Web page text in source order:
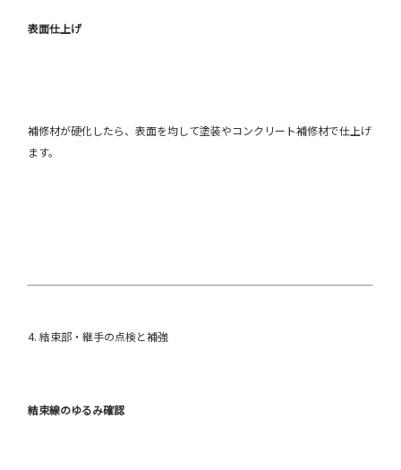
表面仕上げ
補修材が硬化したら、表面を均して塗装やコンクリート補修材で仕上げ
ます。
4. 結束部・継手の点検と補強
結束線のゆるみ確認